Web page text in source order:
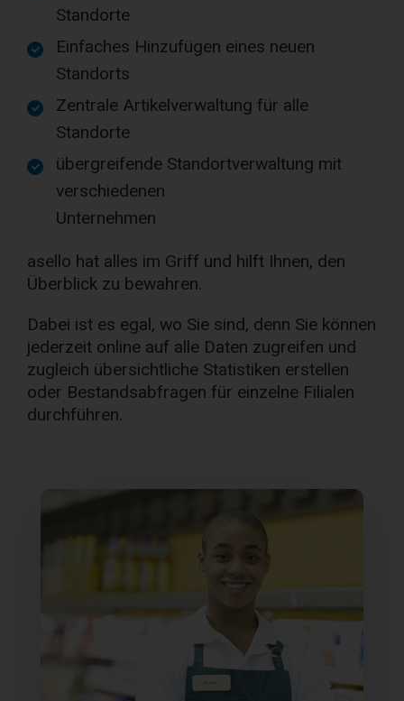
Standorte
Einfaches Hinzufügen eines neuen
Standorts
Zentrale Artikelverwaltung für alle
Standorte
übergreifende Standortverwaltung mit
verschiedenen
Unternehmen
asello hat alles im Griff und hilft Ihnen, den
Überblick zu bewahren.
Dabei ist es egal, wo Sie sind, denn Sie können
jederzeit online auf alle Daten zugreifen und
zugleich übersichtliche Statistiken erstellen
oder Bestandsabfragen für einzelne Filialen
durchführen.